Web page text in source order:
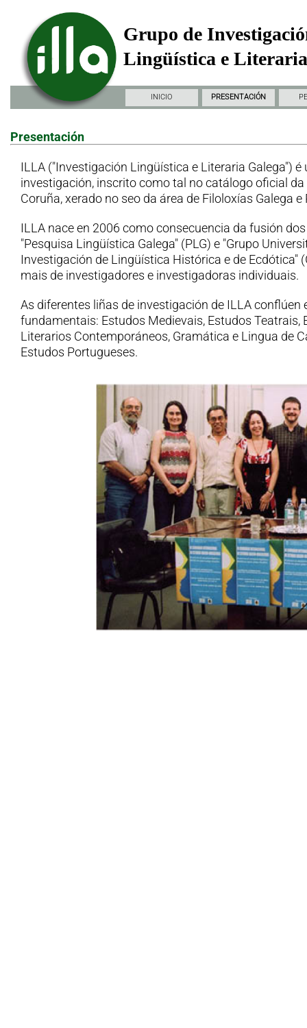
Grupo de
Lingüística e
INICIO PRESENTACIÓN
Presentación
ILLA ("Investigación Lingüística e Literaria Galega") é
investigación, inscrito como tal no catálogo oficial da
Coruña, xerado no seo da área de Filoloxías Galega e
ILLA nace en 2006 como consecuencia da fusión
"Pesquisa Lingüística Galega" (PLG) e "Grupo
Investigación de Lingüística Histórica e de Ecdótica"
mais de investigadores e investigadoras individuais.
As diferentes liñas de investigación de ILLA conflúen
fundamentais: Estudos Medievais, Estudos Teatrais,
Literarios Contemporáneos, Gramática e Lingua de
Estudos Portugueses.